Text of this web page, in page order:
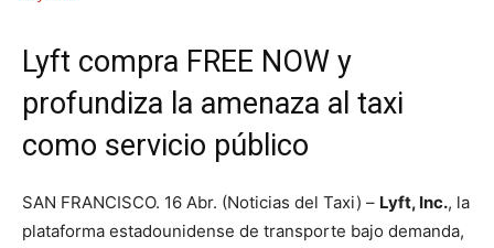
Lyft compra FREE NOW y
profundiza la amenaza al taxi
como servicio público
SAN FRANCISCO. 16 Abr. (Noticias del Taxi) – Lyft, Inc., la
plataforma estadounidense de transporte bajo demanda,